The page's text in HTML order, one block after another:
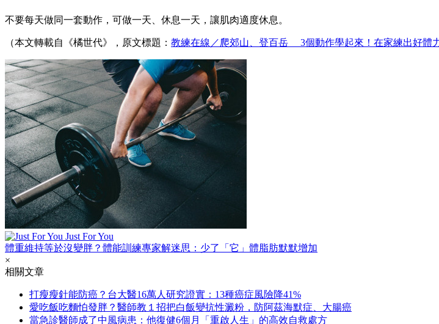
不要每天做同一套動作，可做一天、休息一天，讓肌肉適度休息。
（本文轉載自《橘世代》，原文標題： 教練在線／爬郊山、登百岳 3個動作學起來！在家練出好體
Just For You
體重維持等於沒變胖？體能訓練專家解迷思：少了「它」體脂肪默默增加
×
相關文章
打瘦瘦針能防癌？台大醫16萬人研究證實：13種癌症風險降41%
愛吃飯吃麵怕發胖？醫師教１招把白飯變抗性澱粉，防阿茲海默症、大腸癌
當急診醫師成了中風病患：他復健6個月「重啟人生」的高效自救處方